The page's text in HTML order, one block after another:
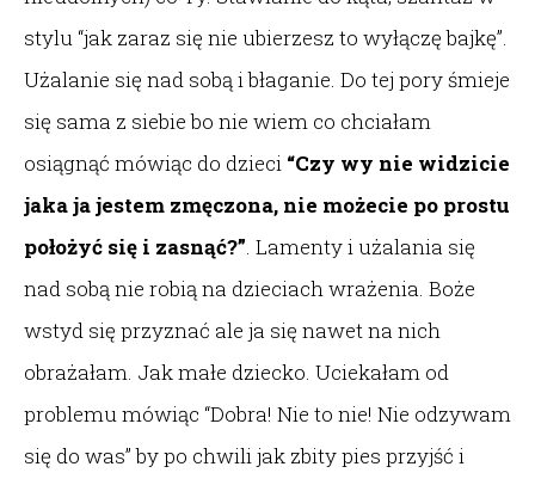
stylu “jak zaraz się nie ubierzesz to wyłączę bajkę”.
Użalanie się nad sobą i błaganie. Do tej pory śmieje
się sama z siebie bo nie wiem co chciałam
osiągnąć mówiąc do dzieci “Czy wy nie widzicie
jaka ja jestem zmęczona, nie możecie po prostu
położyć się i zasnąć?”. Lamenty i użalania się
nad sobą nie robią na dzieciach wrażenia. Boże
wstyd się przyznać ale ja się nawet na nich
obrażałam. Jak małe dziecko. Uciekałam od
problemu mówiąc “Dobra! Nie to nie! Nie odzywam
się do was” by po chwili jak zbity pies przyjść i